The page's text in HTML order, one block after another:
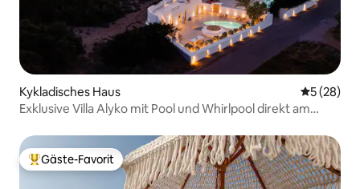
Kykladisches Haus
5 (28)
Exklusive Villa Alyko mit Pool und Whirlpool direkt am
Beliebter Gäste-Favorit.
Gäste-Favorit